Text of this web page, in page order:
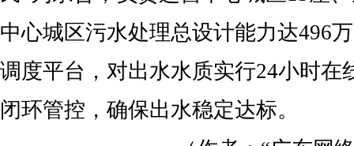
中心城区污水处理总设计能力达496
调度平台，对出水水质实行24小时在
闭环管控，确保出水稳定达标。